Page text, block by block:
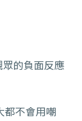
的負面反應
都不會用嘲